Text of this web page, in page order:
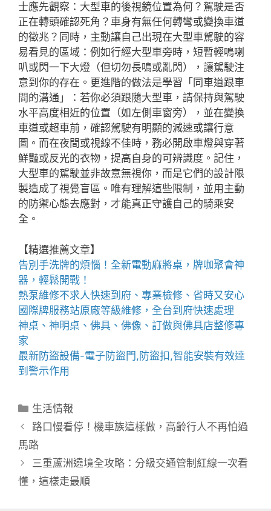
士應先觀察：大型車的後視鏡位置為何？駕駛是否
正在轉頭確認死角？車身有無任何轉彎或變換車道
的徵兆？同時，主動讓自己出現在大型車駕駛的容
易看見的區域：例如行經大型車旁時，短暫輕鳴喇
叭或閃一下大燈（但切勿長鳴或亂閃），讓駕駛注
意到你的存在。更進階的做法是學習「同車道跟車
間的溝通」：若你必須跟隨大型車，請保持與駕駛
水平高度相近的位置（如左側車窗旁），並在變換
車道或超車前，確認駕駛有明顯的減速或讓行意
圖。而在夜間或視線不佳時，務必開啟車燈與穿著
鮮豔或反光的衣物，提高自身的可辨識度。記住，
大型車的駕駛並非故意無視你，而是它們的設計限
製造成了視覺盲區。唯有理解這些限制，並用主動
的防禦心態去應對，才能真正守護自己的騎乘安
全。
【精選推薦文章】
告別手洗牌的煩惱！全新電動麻將桌 ，牌咖聚會神
器，輕鬆開戰！
熱泵維修不求人快速到府、專業檢修、省時又安心
國際牌服務站原廠等級維修，全台到府快速處理
神桌、 神明桌 、 佛具 、佛像、訂做與佛具店整修專
家
最新防盜設備-電子防盜門 ,防盜扣,智能安裝有效達
到警示作用
分
類
生活情報
路口慢看停！機車族這樣做，高齡行人不再怕過
馬路
三重蘆洲遶境全攻略：分級交通管制紅線一次看
懂，這樣走最順